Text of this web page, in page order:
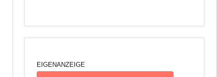
EIGENANZEIGE